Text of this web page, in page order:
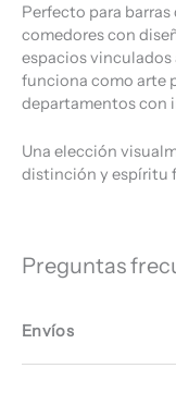
Perfecto para
comedores con
espacios vinculados
funciona como arte
departamentos con
Una elección
distinción y espíritu
Preguntas
Envíos